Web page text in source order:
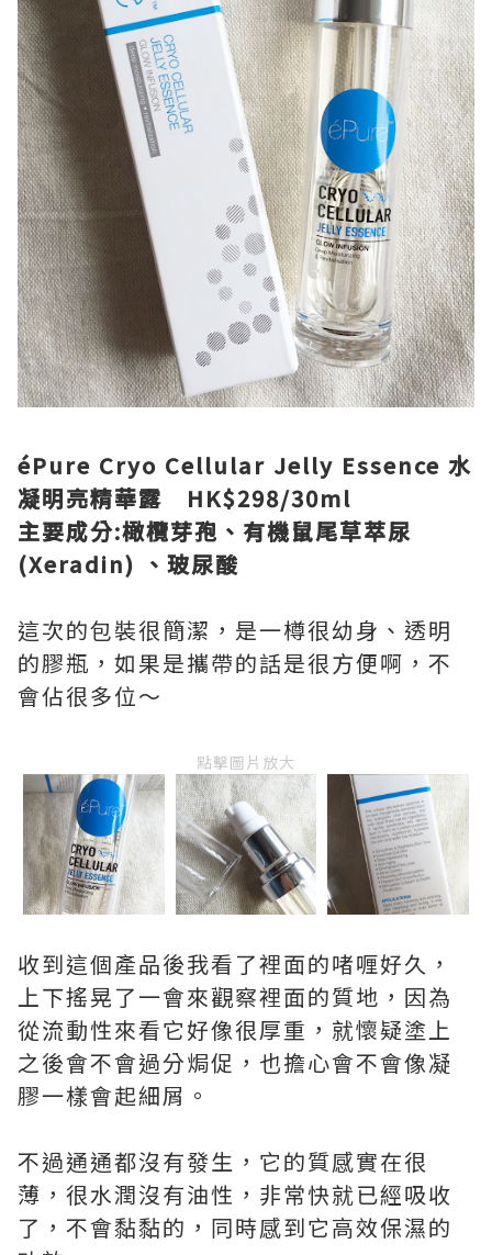
éPure Cryo Cellular Jelly Essence 水
凝明亮精華露 HK$298/30ml
主要成分:橄欖芽孢、有機鼠尾草萃尿
(Xeradin) 、玻尿酸
這次的包裝很簡潔，是一樽很幼身、透明
的膠瓶，如果是攜帶的話是很方便啊，不
會佔很多位～
點擊圖片放大
收到這個產品後我看了裡面的啫喱好久，
上下搖晃了一會來觀察裡面的質地，因為
從流動性來看它好像很厚重，就懷疑塗上
之後會不會過分焗促，也擔心會不會像凝
膠一樣會起細屑。
不過通通都沒有發生，它的質感實在很
薄，很水潤沒有油性，非常快就已經吸收
了，不會黏黏的，同時感到它高效保濕的